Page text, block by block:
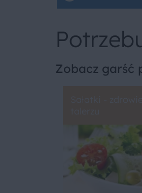
Zobacz garść